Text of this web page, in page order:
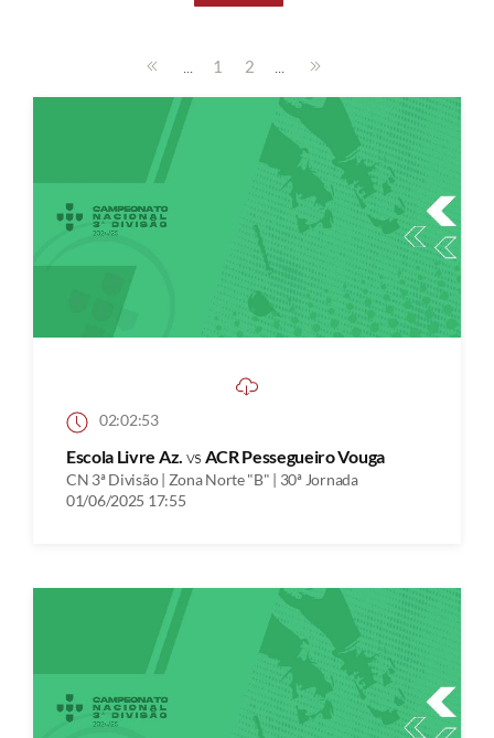
... 1 2 ...
02:02:53
Escola Livre Az. vs ACR Pessegueiro Vouga
CN 3ª Divisão | Zona Norte "B" | 30ª Jornada
01/06/2025 17:55